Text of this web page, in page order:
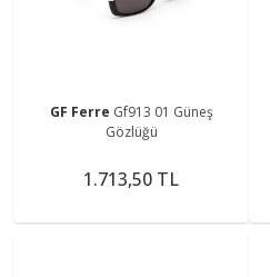
GF Ferre Gf913 01 Güneş
Gözlüğü
1.713,50 TL